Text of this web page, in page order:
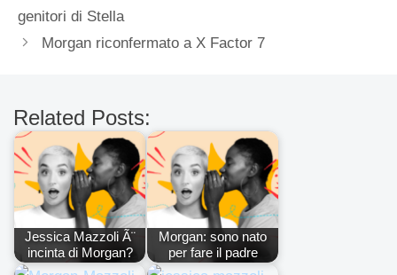
genitori di Stella
Morgan riconfermato a X Factor 7
Related Posts:
Jessica Mazzoli Ã¨
incinta di Morgan?
Morgan: sono nato
per fare il padre